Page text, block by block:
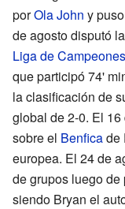
porOla John y
de agosto disputó
Liga de
que participó 74'
la clasificación de
global de 2-0. El
sobre el Benficade
europea. El 24 de
de grupos luego de
siendo Bryan el